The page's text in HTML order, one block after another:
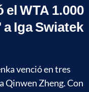
WTA 1.000
Iga Swiatek
venció en tres
Qinwen Zheng. Con